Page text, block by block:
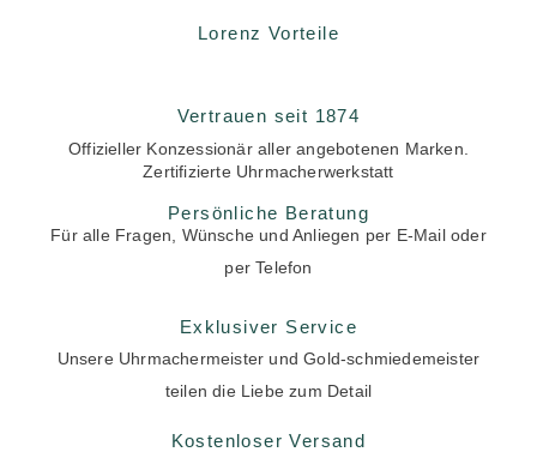
Lorenz Vorteile
Vertrauen seit 1874
Offizieller Konzessionär aller angebotenen Marken.
Zertifizierte Uhrmacherwerkstatt
Persönliche Beratung
Für alle Fragen, Wünsche und Anliegen per E-Mail oder
per Telefon
Exklusiver Service
Unsere Uhrmachermeister und Gold-schmiedemeister
teilen die Liebe zum Detail
Kostenloser Versand